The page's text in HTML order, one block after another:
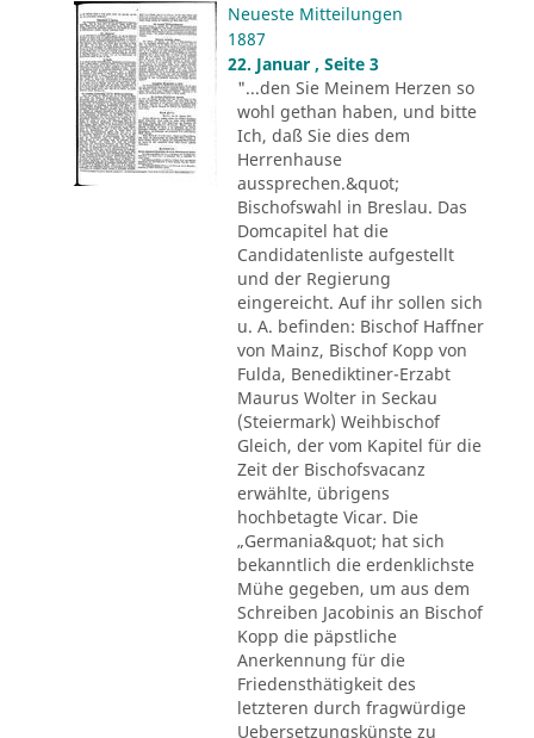
Neueste Mitteilungen
1887
22. Januar , Seite 3
"...den Sie Meinem Herzen so
wohl gethan haben, und bitte
Ich, daß Sie dies dem
Herrenhause
aussprechen.&quot;
Bischofswahl in Breslau. Das
Domcapitel hat die
Candidatenliste aufgestellt
und der Regierung
eingereicht. Auf ihr sollen sich
u. A. befinden: Bischof Haffner
von Mainz, Bischof Kopp von
Fulda, Benediktiner-Erzabt
Maurus Wolter in Seckau
(Steiermark) Weihbischof
Gleich, der vom Kapitel für die
Zeit der Bischofsvacanz
erwählte, übrigens
hochbetagte Vicar. Die
„Germania&quot; hat sich
bekanntlich die erdenklichste
Mühe gegeben, um aus dem
Schreiben Jacobinis an Bischof
Kopp die päpstliche
Anerkennung für die
Friedensthätigkeit des
letzteren durch fragwürdige
Uebersetzungskünste zu